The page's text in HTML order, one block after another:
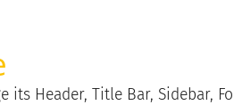
its Header, Title Bar, Sidebar,